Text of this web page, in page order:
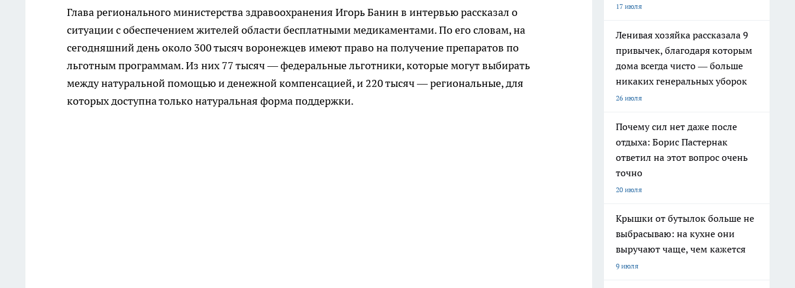
Глава регионального министерства здравоохранения Игорь Банин в интервью рассказал о
ситуации с обеспечением жителей области бесплатными медикаментами. По его словам, на
сегодняшний день около 300 тысяч воронежцев имеют право на получение препаратов по
льготным программам. Из них 77 тысяч — федеральные льготники, которые могут выбирать
между натуральной помощью и денежной компенсацией, и 220 тысяч — региональные, для
которых доступна только натуральная форма поддержки.
17 июля
Ленивая хозяйка рассказала 9
привычек, благодаря которым
дома всегда чисто — больше
никаких генеральных уборок
26 июля
Почему сил нет даже после
отдыха: Борис Пастернак
ответил на этот вопрос очень
точно
20 июля
Крышки от бутылок больше не
выбрасываю: на кухне они
выручают чаще, чем кажется
9 июля